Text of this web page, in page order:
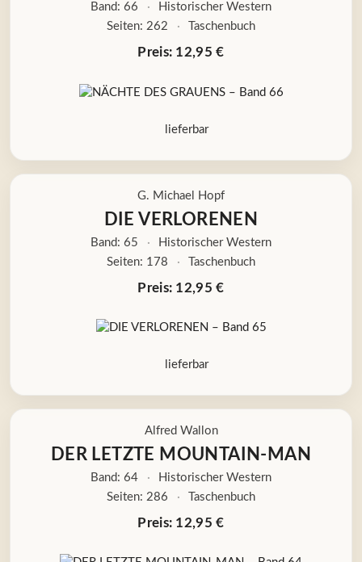
Band: 66 ·
Historischer Western
Seiten: 262
· Taschenbuch
Preis: 12,95 €
lieferbar
G. Michael Hopf
DIE VERLORENEN
Band: 65 ·
Historischer Western
Seiten: 178
· Taschenbuch
Preis: 12,95 €
lieferbar
Alfred Wallon
DER LETZTE MOUNTAIN-MAN
Band: 64 ·
Historischer Western
Seiten: 286
· Taschenbuch
Preis: 12,95 €